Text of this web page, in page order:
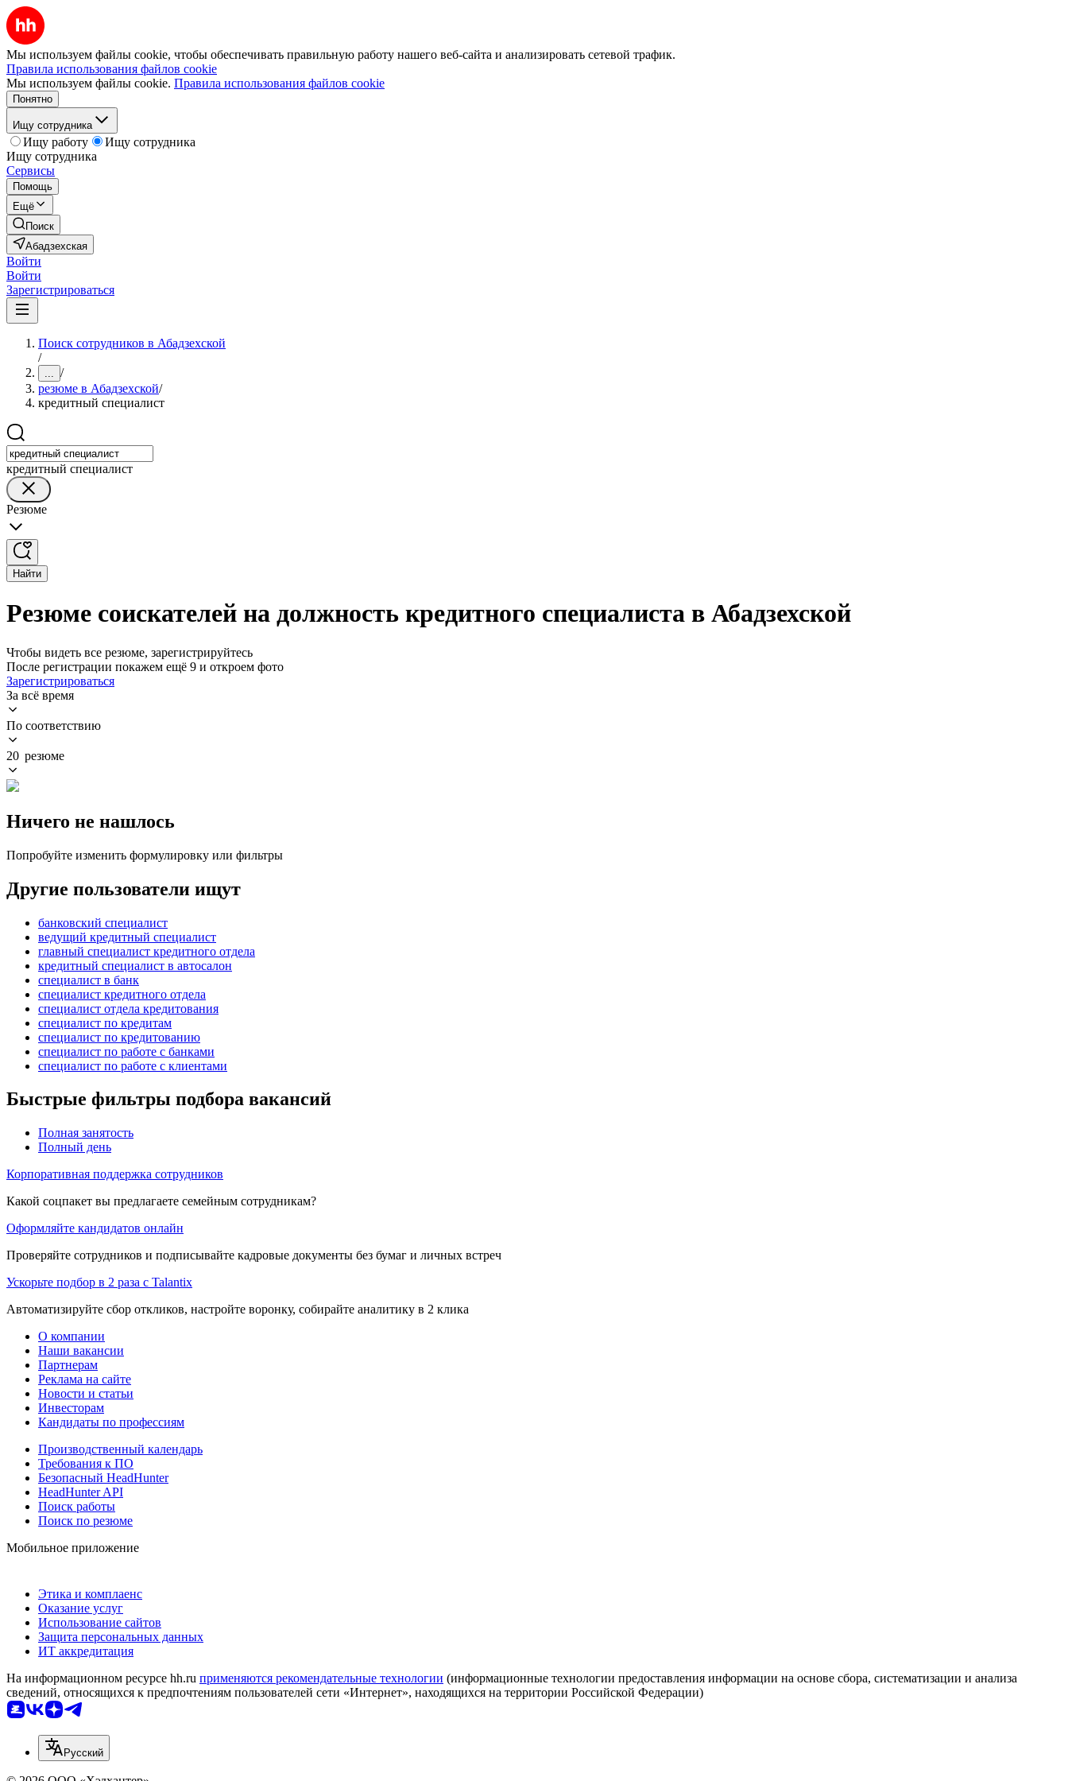
Мы используем файлы cookie, чтобы обеспечивать правильную работу нашего веб-сайта и анализировать сетевой трафик.
Правила использования файлов cookie
Мы используем файлы cookie. Правила использования файлов cookie
Понятно
Ищу сотрудника
Ищу работу
Ищу сотрудника
Ищу сотрудника
Сервисы
Помощь
Ещё
Поиск
Абадзехская
Войти
Войти
Зарегистрироваться
Поиск сотрудников в Абадзехской
/
... /
резюме в Абадзехской/
кредитный специалист
кредитный специалист
Резюме
Найти
Резюме соискателей на должность кредитного специалиста в Абадзехской
Чтобы видеть все резюме, зарегистрируйтесь
После регистрации покажем ещё 9 и откроем фото
Зарегистрироваться
За всё время
По соответствию
20 резюме
Ничего не нашлось
Попробуйте изменить формулировку или фильтры
Другие пользователи ищут
банковский специалист
ведущий кредитный специалист
главный специалист кредитного отдела
кредитный специалист в автосалон
специалист в банк
специалист кредитного отдела
специалист отдела кредитования
специалист по кредитам
специалист по кредитованию
специалист по работе с банками
специалист по работе с клиентами
Быстрые фильтры подбора вакансий
Полная занятость
Полный день
Корпоративная поддержка сотрудников
Какой соцпакет вы предлагаете семейным сотрудникам?
Оформляйте кандидатов онлайн
Проверяйте сотрудников и подписывайте кадровые документы без бумаг и личных встреч
Ускорьте подбор в 2 раза с Talantix
Автоматизируйте сбор откликов, настройте воронку, собирайте аналитику в 2 клика
О компании
Наши вакансии
Партнерам
Реклама на сайте
Новости и статьи
Инвесторам
Кандидаты по профессиям
Производственный календарь
Требования к ПО
Безопасный HeadHunter
HeadHunter API
Поиск работы
Поиск по резюме
Мобильное приложение
Этика и комплаенс
Оказание услуг
Использование сайтов
Защита персональных данных
ИТ аккредитация
На информационном ресурсе hh.ru применяются рекомендательные технологии (информационные технологии предоставления информации на основе сбора, систематизации и анализа
сведений, относящихся к предпочтениям пользователей сети «Интернет», находящихся на территории Российской Федерации)
Русский